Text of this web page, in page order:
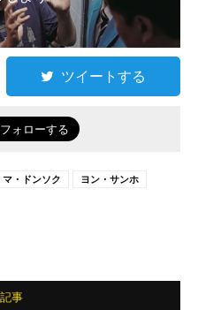
ツイートする
マ・ドンソク
ヨン・サンホ
事